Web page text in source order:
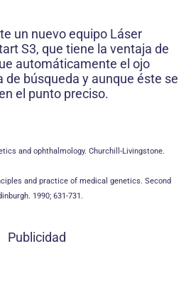
un nuevo equipo Láser
S3, que tiene la ventaja de
automáticamente el ojo
de búsqueda y aunque éste se
el punto preciso.
and ophthalmology. Churchill-Livingstone.
and practice of medical genetics. Second
1990; 631-731.
Publicidad